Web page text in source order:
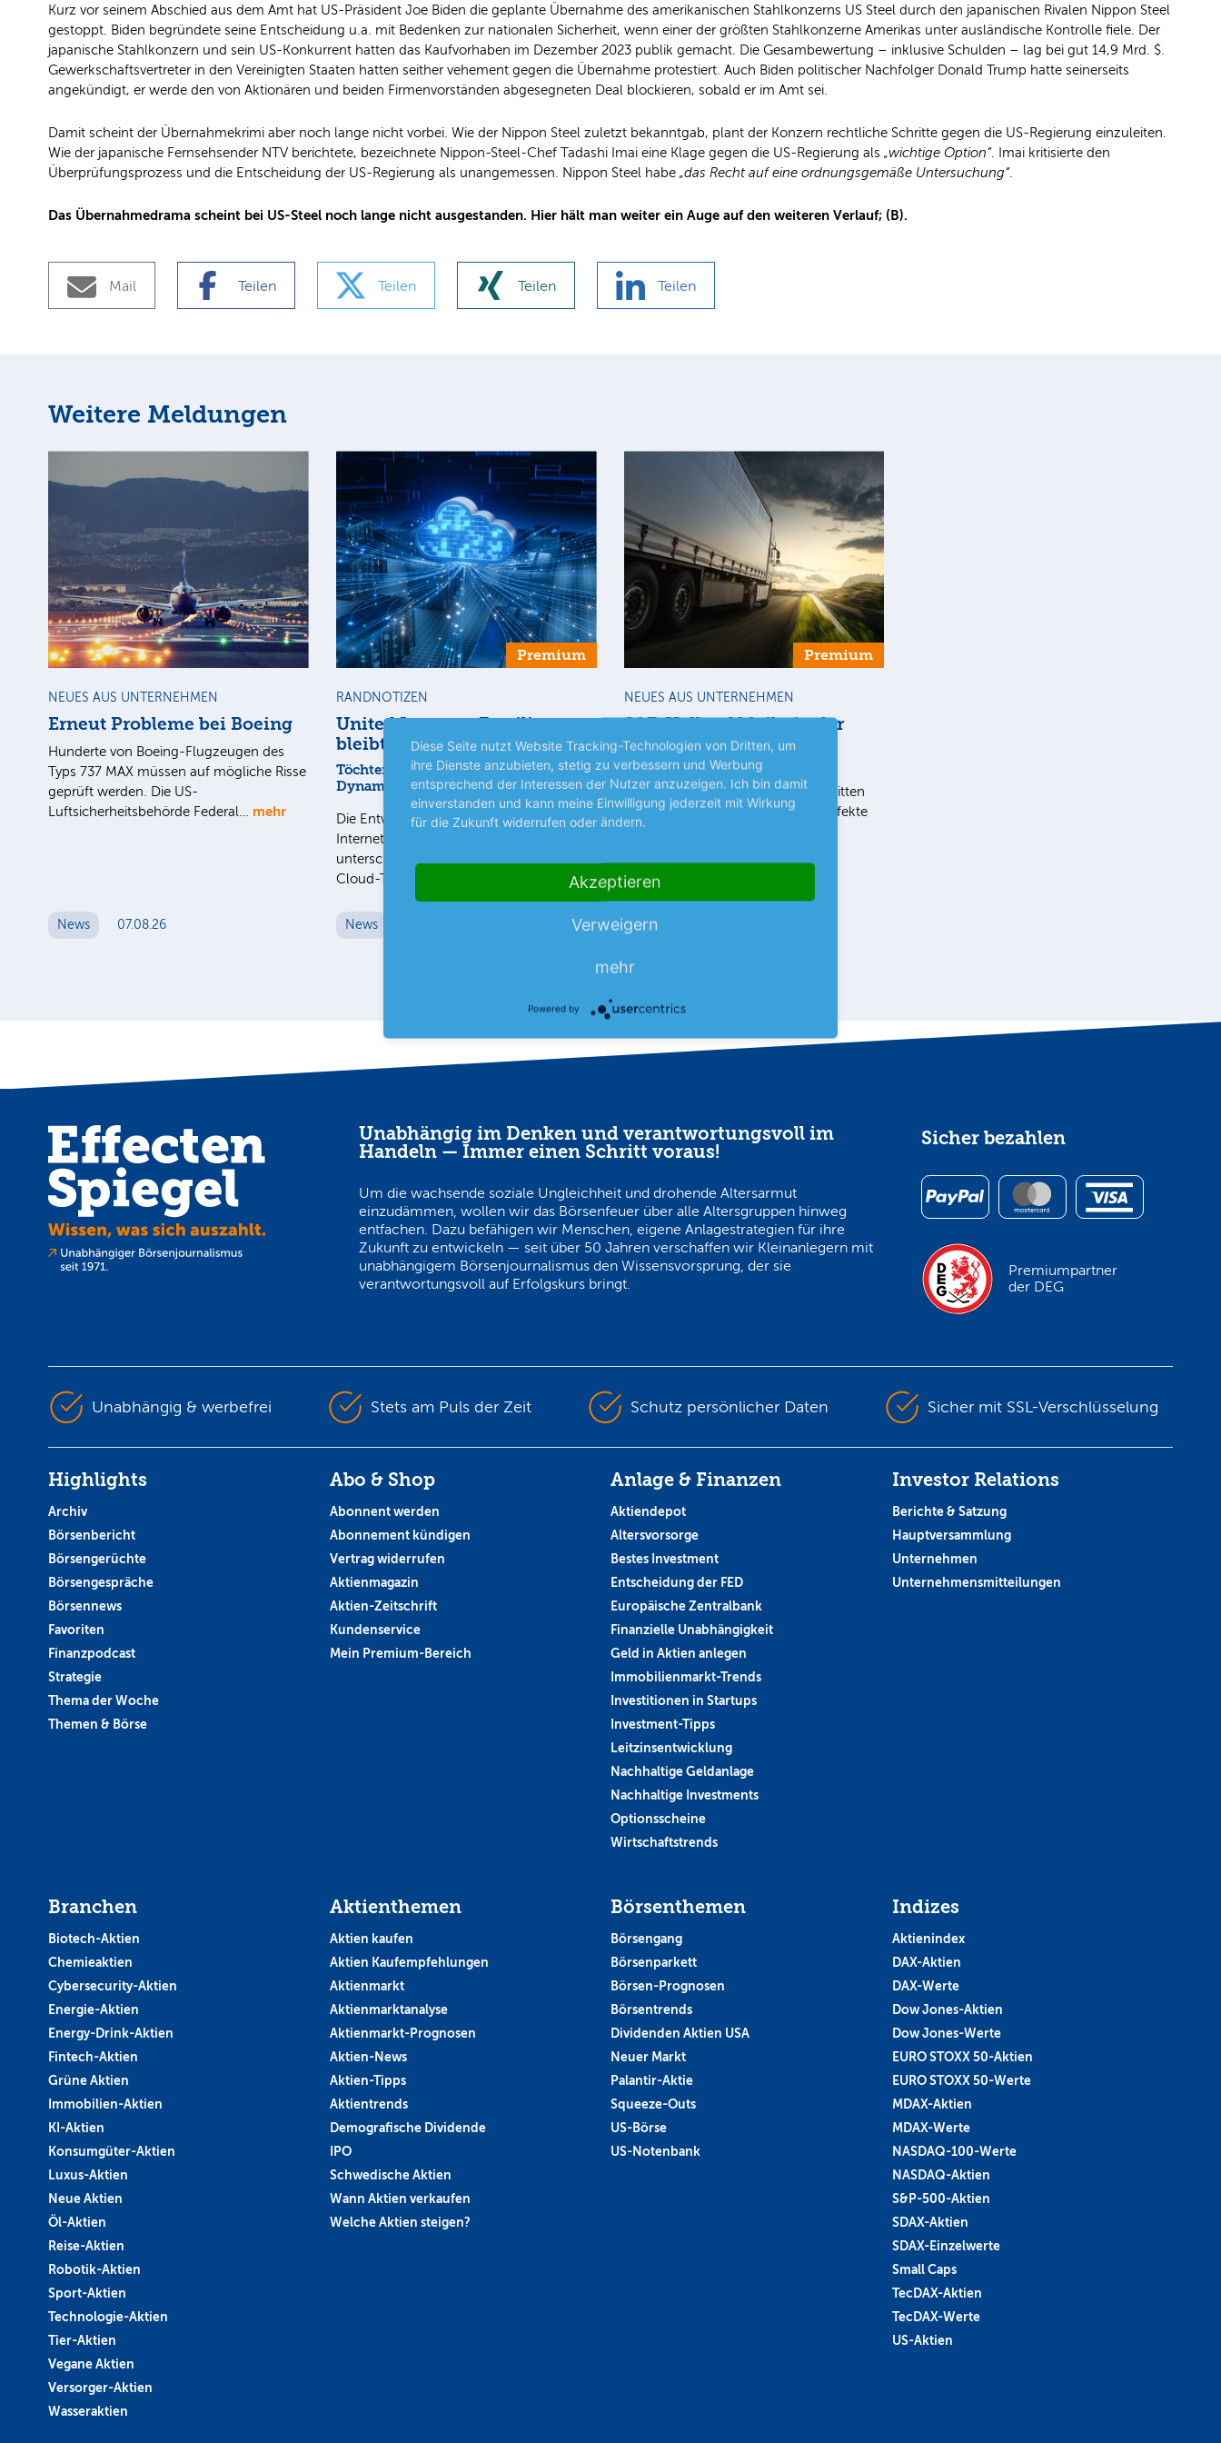
Kurz vor seinem Abschied aus dem Amt hat US-Präsident Joe Biden die geplante Übernahme des amerikanischen Stahlkonzerns US Steel durch den japanischen Rivalen Nippon Steel
gestoppt. Biden begründete seine Entscheidung u.a. mit Bedenken zur nationalen Sicherheit, wenn einer der größten Stahlkonzerne Amerikas unter ausländische Kontrolle fiele. Der
japanische Stahlkonzern und sein US-Konkurrent hatten das Kaufvorhaben im Dezember 2023 publik gemacht. Die Gesambewertung – inklusive Schulden – lag bei gut 14,9 Mrd. $.
Gewerkschaftsvertreter in den Vereinigten Staaten hatten seither vehement gegen die Übernahme protestiert. Auch Biden politischer Nachfolger Donald Trump hatte seinerseits
angekündigt, er werde den von Aktionären und beiden Firmenvorständen abgesegneten Deal blockieren, sobald er im Amt sei.
Damit scheint der Übernahmekrimi aber noch lange nicht vorbei. Wie der Nippon Steel zuletzt bekanntgab, plant der Konzern rechtliche Schritte gegen die US-Regierung einzuleiten.
Wie der japanische Fernsehsender NTV berichtete, bezeichnete Nippon-Steel-Chef Tadashi Imai eine Klage gegen die US-Regierung als „wichtige Option“. Imai kritisierte den
Überprüfungsprozess und die Entscheidung der US-Regierung als unangemessen. Nippon Steel habe „das Recht auf eine ordnungsgemäße Untersuchung“.
Das Übernahmedrama scheint bei US-Steel noch lange nicht ausgestanden. Hier hält man weiter ein Auge auf den weiteren Verlauf; (B).
Mail Teilen Teilen Teilen Teilen
Weitere Meldungen
NEUES AUS UNTERNEHMEN
Erneut Probleme bei Boeing
Hunderte von Boeing-Flugzeugen des
Typs 737 MAX müssen auf mögliche Risse
geprüft werden. Die US-
Luftsicherheitsbehörde Federal… mehr
News 07.08.26
Premium
RANDNOTIZEN
United Internet-Familie
bleibt auf Kurs
Töchter mit unterschiedlicher
Dynamik
Die Entwicklung innerhalb der United-
Internet-Familie könnte derzeit kaum
unterschiedlicher ausfallen. Während
Cloud-Tochter IONOS…
News
Premium
NEUES AUS UNTERNEHMEN
SAF-Holland bleibt in der
Spur
Der Nutzfahrzeugzulieferer hat im
1. Halbjahr etwas besser abgeschnitten
als erwartet. Dazu trugen Skaleneffekte
und Sparmaßnahmen…
News
Unabhängig im Denken und verantwortungsvoll im
Handeln — Immer einen Schritt voraus!
Um die wachsende soziale Ungleichheit und drohende Altersarmut
einzudämmen, wollen wir das Börsenfeuer über alle Altersgruppen hinweg
entfachen. Dazu befähigen wir Menschen, eigene Anlagestrategien für ihre
Zukunft zu entwickeln — seit über 50 Jahren verschaffen wir Kleinanlegern mit
unabhängigem Börsenjournalismus den Wissensvorsprung, der sie
verantwortungsvoll auf Erfolgskurs bringt.
Sicher bezahlen
Premiumpartner
der DEG
Unabhängig & werbefrei Stets am Puls der Zeit Schutz persönlicher Daten Sicher mit SSL-Verschlüsselung
Highlights
Archiv
Börsenbericht
Börsengerüchte
Börsengespräche
Börsennews
Favoriten
Finanzpodcast
Strategie
Thema der Woche
Themen & Börse
Abo & Shop
Abonnent werden
Abonnement kündigen
Vertrag widerrufen
Aktienmagazin
Aktien-Zeitschrift
Kundenservice
Mein Premium-Bereich
Anlage & Finanzen
Aktiendepot
Altersvorsorge
Bestes Investment
Entscheidung der FED
Europäische Zentralbank
Finanzielle Unabhängigkeit
Geld in Aktien anlegen
Immobilienmarkt-Trends
Investitionen in Startups
Investment-Tipps
Leitzinsentwicklung
Nachhaltige Geldanlage
Nachhaltige Investments
Optionsscheine
Wirtschaftstrends
Investor Relations
Berichte & Satzung
Hauptversammlung
Unternehmen
Unternehmensmitteilungen
Branchen
Biotech-Aktien
Chemieaktien
Cybersecurity-Aktien
Energie-Aktien
Energy-Drink-Aktien
Fintech-Aktien
Grüne Aktien
Immobilien-Aktien
KI-Aktien
Konsumgüter-Aktien
Luxus-Aktien
Neue Aktien
Öl-Aktien
Reise-Aktien
Robotik-Aktien
Sport-Aktien
Technologie-Aktien
Tier-Aktien
Vegane Aktien
Versorger-Aktien
Wasseraktien
Aktienthemen
Aktien kaufen
Aktien Kaufempfehlungen
Aktienmarkt
Aktienmarktanalyse
Aktienmarkt-Prognosen
Aktien-News
Aktien-Tipps
Aktientrends
Demografische Dividende
IPO
Schwedische Aktien
Wann Aktien verkaufen
Welche Aktien steigen?
Börsenthemen
Börsengang
Börsenparkett
Börsen-Prognosen
Börsentrends
Dividenden Aktien USA
Neuer Markt
Palantir-Aktie
Squeeze-Outs
US-Börse
US-Notenbank
Indizes
Aktienindex
DAX-Aktien
DAX-Werte
Dow Jones-Aktien
Dow Jones-Werte
EURO STOXX 50-Aktien
EURO STOXX 50-Werte
MDAX-Aktien
MDAX-Werte
NASDAQ-100-Werte
NASDAQ-Aktien
S&P-500-Aktien
SDAX-Aktien
SDAX-Einzelwerte
Small Caps
TecDAX-Aktien
TecDAX-Werte
US-Aktien
Diese Seite nutzt Website Tracking-Technologien von Dritten, um
ihre Dienste anzubieten, stetig zu verbessern und Werbung
entsprechend der Interessen der Nutzer anzuzeigen. Ich bin damit
einverstanden und kann meine Einwilligung jederzeit mit Wirkung
für die Zukunft widerrufen oder ändern.
Akzeptieren
Verweigern
mehr
Powered by